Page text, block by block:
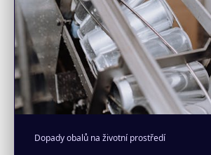
Dopady obalů na životní prostředí